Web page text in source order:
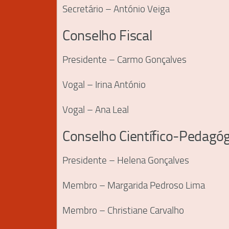
Secretário – António Veiga
Conselho Fiscal
Presidente – Carmo Gonçalves
Vogal – Irina António
Vogal – Ana Leal
Conselho Científico-
Presidente – Helena Gonçalves
Membro – Margarida Pedroso Lima
Membro – Christiane Carvalho